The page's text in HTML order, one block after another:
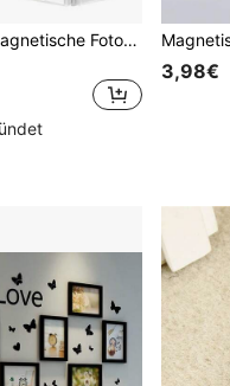
5/10/20 Stücke magnetische Fotorahmen für Fujifilm Mini Fotopapier, beidseitig verwendbar, Kühlschrankmagnet Bilderrahmen für Kunstwerke
3,98€